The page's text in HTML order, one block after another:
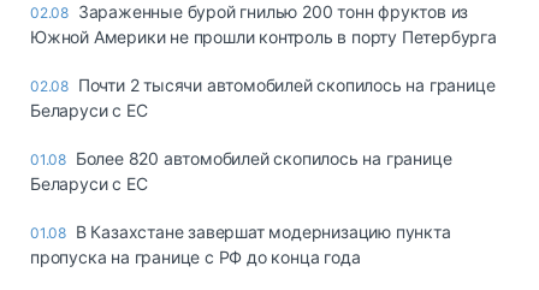
02.08 Зараженные бурой гнилью 200 тонн фруктов из
Южной Америки не прошли контроль в порту Петербурга
02.08 Почти 2 тысячи автомобилей скопилось на границе
Беларуси с ЕС
01.08 Более 820 автомобилей скопилось на границе
Беларуси с ЕС
01.08 В Казахстане завершат модернизацию пункта
пропуска на границе с РФ до конца года